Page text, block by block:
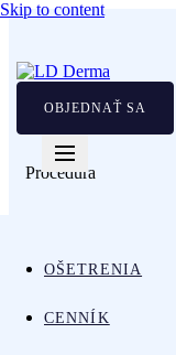
Skip to content
OŠETRENIA
CENNÍK
OBJEDNAŤ SA
Procedúra